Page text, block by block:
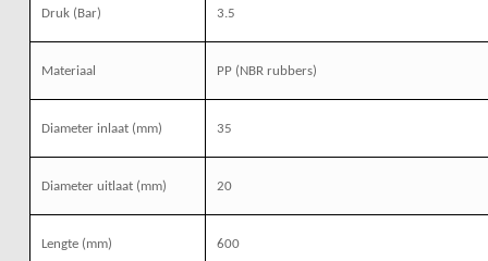
Druk (Bar) 3.5
Materiaal PP (NBR rubbers)
Diameter inlaat (mm) 35
Diameter uitlaat (mm) 20
Lengte (mm) 600